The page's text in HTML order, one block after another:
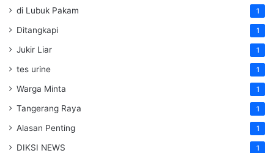
di Lubuk Pakam 1
Ditangkapi 1
Jukir Liar 1
tes urine 1
Warga Minta 1
Tangerang Raya 1
Alasan Penting 1
DIKSI NEWS 1